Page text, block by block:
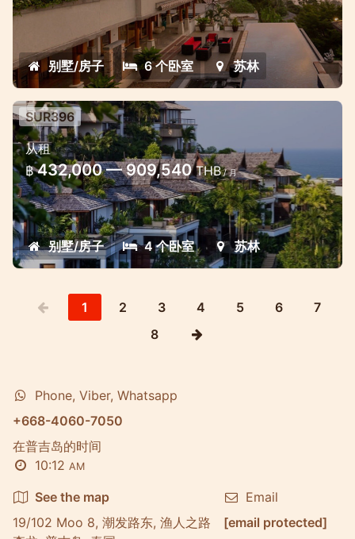
别墅/房子 6 个卧室 苏林
4 Bedroom Ayara Villa
Luxury sea view villa in Surin
SUR396
从租
฿ 432,000 — 909,540THB/ 月
别墅/房子 4 个卧室 苏林
1 2 3 4 5 6
7
8
Phone, Viber, Whatsapp
+668-4060-7050
在普吉岛的时间
10:12 AM
See the map
19/102 Moo 8, 潮发路东, 渔人之路
Email
[email protected]